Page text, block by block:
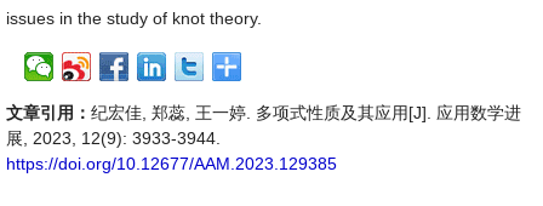
issues in the study of knot theory.
文章引用： 纪宏佳, 郑蕊, 王一婷. 多项式性质及其应用[J]. 应用数学进
展, 2023, 12(9): 3933-3944.
https://doi.org/10.12677/AAM.2023.129385